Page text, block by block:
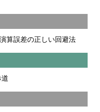
算誤差の正しい回避法